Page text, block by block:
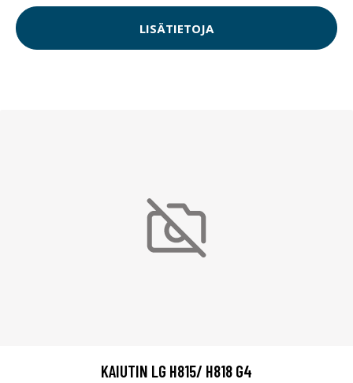
LISÄTIETOJA
KAIUTIN LG H815/ H818 G4